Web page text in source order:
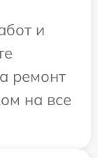
и
ремонт
на все